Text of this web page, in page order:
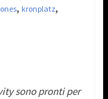
, kronplatz,
sono pronti per